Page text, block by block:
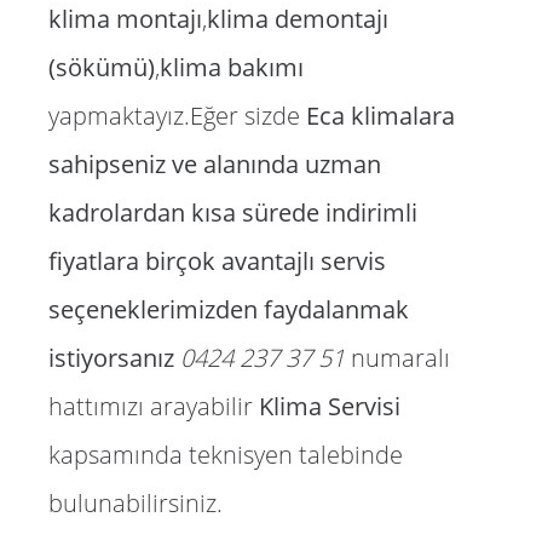
klima montajı,klima demontajı
(sökümü),klima bakımı
yapmaktayız.Eğer sizde Eca klimalara
sahipseniz ve alanında uzman
kadrolardan kısa sürede indirimli
fiyatlara birçok avantajlı servis
seçeneklerimizden faydalanmak
istiyorsanız 0424 237 37 51 numaralı
hattımızı arayabilir Klima Servisi
kapsamında teknisyen talebinde
bulunabilirsiniz.